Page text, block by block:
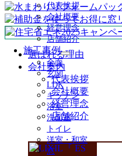
代表挨拶
会社概要
経営理念
店舗紹介
施工事例
サ
メ
ニ
ュ
ー
を
展
開
全面
玄関
LDK
キッチン
浴室
洗面室
トイレ
洋室・和室
窓
選ばれる理由
会社案内
代表挨拶
会社概要
経営理念
店舗紹介